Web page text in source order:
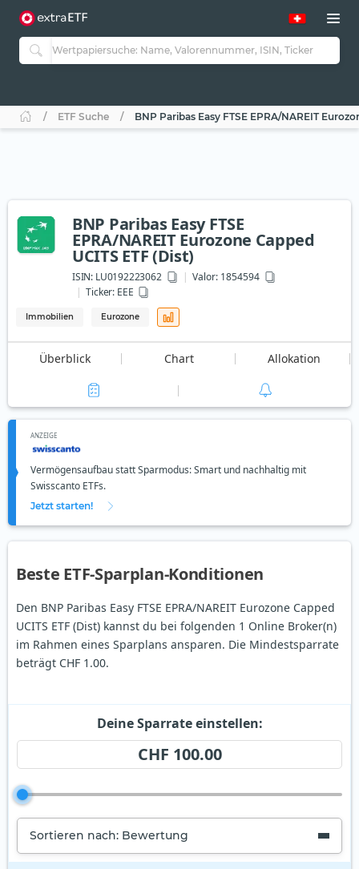
ETF Suche BNP Paribas Easy FTSE EPRA/NAREIT
BNP Paribas Easy FTSE
EPRA/NAREIT Eurozone Capped
UCITS ETF (Dist)
ISIN: LU0192223062
Valor: 1854594
Ticker: EEE
Immobilien Eurozone
Überblick Chart Allokation
ANZEIGE
Vermögensaufbau statt Sparmodus: Smart und nachhaltig mit
Swisscanto ETFs.
Jetzt starten!
Beste ETF-Sparplan-Konditionen
Den BNP Paribas Easy FTSE EPRA/NAREIT Eurozone Capped
UCITS ETF (Dist) kannst du bei folgenden 1 Online Broker(n)
im Rahmen eines Sparplans ansparen. Die Mindestsparrate
beträgt CHF 1.00.
Deine Sparrate einstellen:
CHF 100.00
Sortieren nach: Bewertung